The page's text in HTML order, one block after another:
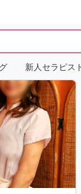
新人セラピス